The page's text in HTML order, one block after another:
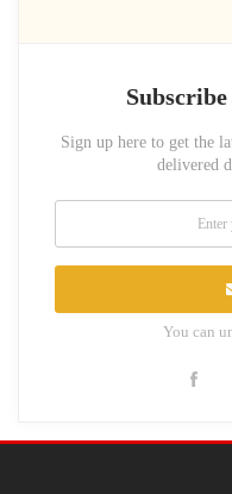
Sign up here to get the
delivered
You can